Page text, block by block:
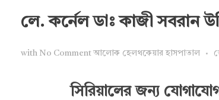
লে. কর্নেল ডাঃ কাজী সবরান
with No Comment আলোক হেলথকেয়ার হাসপাতাল
সিরিয়ালের জন্য